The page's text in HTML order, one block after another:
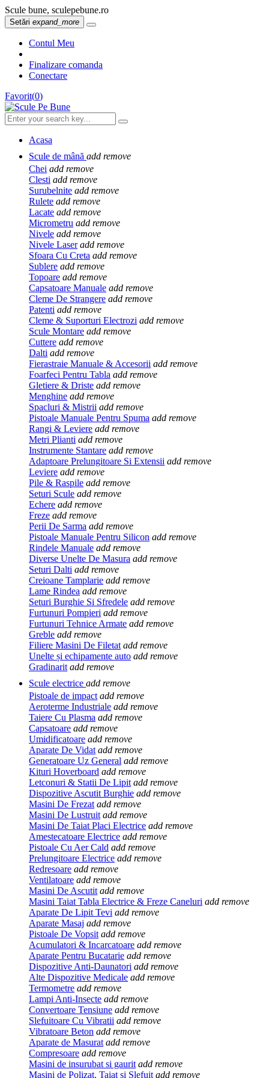
Scule bune, sculepebune.ro
Setări expand_more
Contul Meu
Finalizare comanda
Conectare
Favorit(0)
Acasa
Scule de mână add remove
Chei add remove
Clesti add remove
Surubelnite add remove
Rulete add remove
Lacate add remove
Micrometru add remove
Nivele add remove
Nivele Laser add remove
Sfoara Cu Creta add remove
Sublere add remove
Topoare add remove
Capsatoare Manuale add remove
Cleme De Strangere add remove
Patenti add remove
Cleme & Suporturi Electrozi add remove
Scule Montare add remove
Cuttere add remove
Dalti add remove
Fierastraie Manuale & Accesorii add remove
Foarfeci Pentru Tabla add remove
Gletiere & Driste add remove
Menghine add remove
Spacluri & Mistrii add remove
Pistoale Manuale Pentru Spuma add remove
Rangi & Leviere add remove
Metri Plianti add remove
Instrumente Stantare add remove
Adaptoare Prelungitoare Si Extensii add remove
Leviere add remove
Pile & Raspile add remove
Seturi Scule add remove
Echere add remove
Freze add remove
Perii De Sarma add remove
Pistoale Manuale Pentru Silicon add remove
Rindele Manuale add remove
Diverse Unelte De Masura add remove
Seturi Dalti add remove
Creioane Tamplarie add remove
Lame Rindea add remove
Seturi Burghie Si Sfredele add remove
Furtunuri Pompieri add remove
Furtunuri Tehnice Armate add remove
Greble add remove
Filiere Masini De Filetat add remove
Unelte și echipamente auto add remove
Gradinarit add remove
Scule electrice add remove
Pistoale de impact add remove
Aeroterme Industriale add remove
Taiere Cu Plasma add remove
Capsatoare add remove
Umidificatoare add remove
Aparate De Vidat add remove
Generatoare Uz General add remove
Kituri Hoverboard add remove
Letconuri & Statii De Lipit add remove
Dispozitive Ascutit Burghie add remove
Masini De Frezat add remove
Masini De Lustruit add remove
Masini De Taiat Placi Electrice add remove
Amestecatoare Electrice add remove
Pistoale Cu Aer Cald add remove
Prelungitoare Electrice add remove
Redresoare add remove
Ventilatoare add remove
Masini De Ascutit add remove
Masini Taiat Tabla Electrice & Freze Caneluri add remove
Aparate De Lipit Tevi add remove
Aparate Masaj add remove
Pistoale De Vopsit add remove
Acumulatori & Incarcatoare add remove
Aparate Pentru Bucatarie add remove
Dispozitive Anti-Daunatori add remove
Alte Dispozitive Medicale add remove
Termometre add remove
Lampi Anti-Insecte add remove
Convertoare Tensiune add remove
Slefuitoare Cu Vibratii add remove
Vibratoare Beton add remove
Aparate de Masurat add remove
Compresoare add remove
Masini de insurubat si gaurit add remove
Masini de Polizat, Taiat si Slefuit add remove